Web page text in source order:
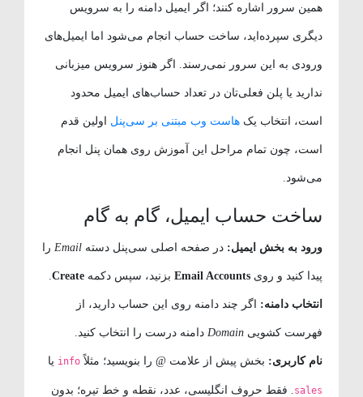
همین سرور اشاره کنند؛ اگر ایمیل دامنه را به سرویس
دیگری سپرده‌اید، ساخت حساب انجام می‌شود اما ایمیل‌های
ورودی به این سرور نمی‌رسند. اگر هنوز سرویس میزبانی
ندارید یا پلن فعلی‌تان در تعداد حساب‌های ایمیل محدود
است، انتخاب یکهاست وب مبتنی بر سی‌پنلاولین قدم
است، چون تمام مراحل این آموزش روی همان پنل انجام
می‌شود.
ساخت حساب ایمیل، گام به گام
ورود به بخش ایمیل:در صفحه اصلی سی‌پنل دستهEmailرا
پیدا کنید و رویEmail Accountsبزنید، سپس دکمهCreate
.
انتخاب دامنه:اگر چند دامنه روی این حساب دارید، از
فهرست کشوییDomainدامنه درست را انتخاب کنید.
نام کاربری: بخش پیش از علامت @ را بنویسید؛ مثلاًinfoیا
sales. فقط حروف انگلیسی، عدد، نقطه و خط تیره؛ بدون